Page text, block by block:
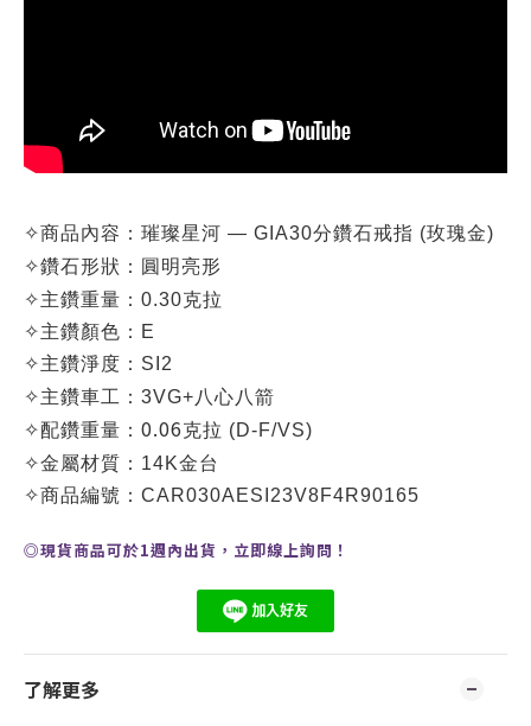
✧商品內容： 璀璨星河 — GIA30分鑽石戒指 (玫瑰金)
✧鑽石形狀：圓明亮形
✧主鑽重量：0.30克拉
✧主鑽顏色：E
✧主鑽淨度：SI2
✧主鑽車工：3VG+八心八箭
✧配鑽重量： 0.06克拉 (D-F/VS)
✧金屬材質：14K金台
✧商品編號： CAR030AESI23V8F4R90165
◎現貨商品可於1週內出貨， 立即線上詢問 ！
了解更多